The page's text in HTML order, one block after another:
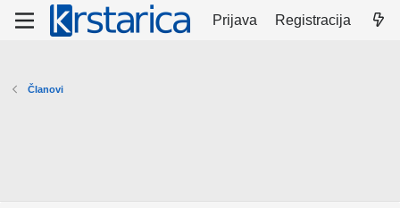
Prijava Registracija
Članovi